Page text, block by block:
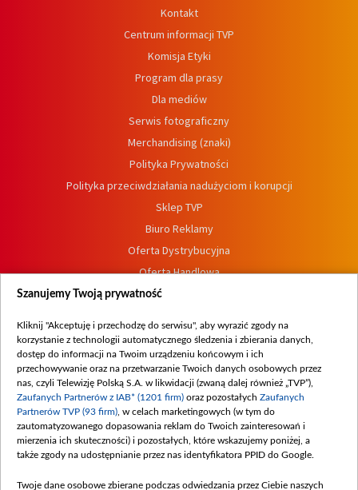
Kontakt
Centrum informacji TVP
Komisja Etyki
Program dla prasy
Dla mediów
Serwis fotograficzny
Merchandising (znaki)
Polityka Prywatności
Polityka przeciwdziałania nadużyciom i korupcji
Sklep TVP
Biuro Reklamy
Oferta Dystrybucyjna
Oferta Handlowa
Dostępność
Procedura zgłoszeń wewnętrznych
Szanujemy Twoją prywatność
Kliknij "Akceptuję i przechodzę do serwisu", aby wyrazić zgody na
korzystanie z technologii automatycznego śledzenia i zbierania danych,
dostęp do informacji na Twoim urządzeniu końcowym i ich
przechowywanie oraz na przetwarzanie Twoich danych osobowych przez
nas, czyli Telewizję Polską S.A. w likwidacji (zwaną dalej również „TVP”),
Zaufanych Partnerów z IAB* (1201 firm) oraz pozostałych Zaufanych
Partnerów TVP (93 firm) , w celach marketingowych (w tym do
zautomatyzowanego dopasowania reklam do Twoich zainteresowań i
mierzenia ich skuteczności) i pozostałych, które wskazujemy poniżej, a
także zgody na udostępnianie przez nas identyfikatora PPID do Google.
Twoje dane osobowe zbierane podczas odwiedzania przez Ciebie naszych